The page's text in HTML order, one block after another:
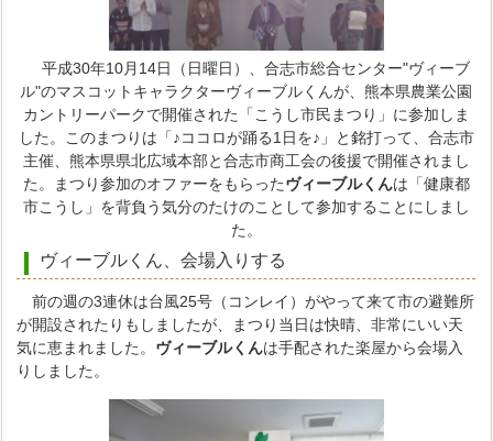
平成30年10月14日（日曜日）、合志市総合センター"ヴィーブ
ル"のマスコットキャラクターヴィーブルくんが、熊本県農業公園
カントリーパークで開催された「こうし市民まつり」に参加しま
した。このまつりは「♪ココロが踊る1日を♪」と銘打って、合志市
主催、熊本県県北広域本部と合志市商工会の後援で開催されまし
た。まつり参加のオファーをもらったヴィーブルくんは「健康都
市こうし」を背負う気分のたけのことして参加することにしまし
た。
ヴィーブルくん、会場入りする
前の週の3連休は台風25号（コンレイ）がやって来て市の避難所
が開設されたりもしましたが、まつり当日は快晴、非常にいい天
気に恵まれました。 ヴィーブルくんは手配された楽屋から会場入
りしました。